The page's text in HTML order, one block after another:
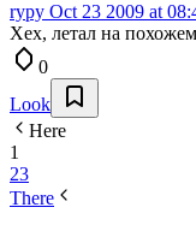
rypy Oct 23 2009 at
Хех, летал на
0
Look
Here
1
23
There